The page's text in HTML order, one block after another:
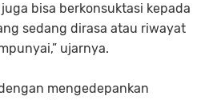
bisa berkonsuktasi kepada
sedang dirasa atau riwayat
ujarnya.
mengedepankan